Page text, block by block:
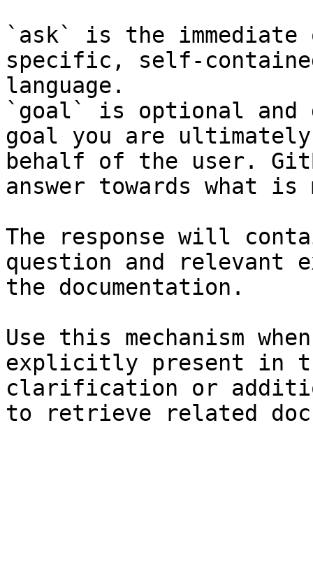
`ask` is the
specific, self-
language.
`goal` is optional and
goal you are
behalf of the user.
answer towards what
The response will
question and relevant
the documentation.
Use this mechanism
explicitly present in
clarification or